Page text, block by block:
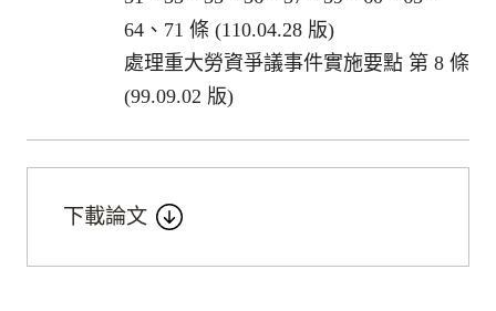
64、71 條 (110.04.28 版)
處理重大勞資爭議事件實施要點 第 8 條
(99.09.02 版)
下載論文